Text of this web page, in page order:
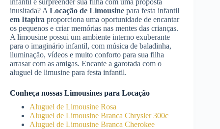
infantil e surpreender sua filha com uma proposta
inusitada? A Locação de Limousine para festa infantil
em Itapira proporciona uma oportunidade de encantar
os pequenos e criar memórias nas mentes das crianças.
A limousine possui um ambiente interno exuberante
para o imaginário infantil, com música de baladinha,
iluminação, vídeos e muito conforto para sua filha
arrasar com as amigas. Encante a garotada com o
aluguel de limusine para festa infantil.
Conheça nossas Limousines para Locação
Aluguel de Limousine Rosa
Aluguel de Limousine Branca Chrysler 300c
Aluguel de Limousine Branca Cherokee